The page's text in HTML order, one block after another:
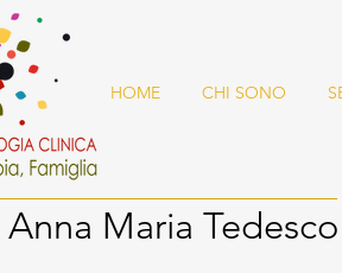
HOME CHI SONO
Anna Maria Tedesco